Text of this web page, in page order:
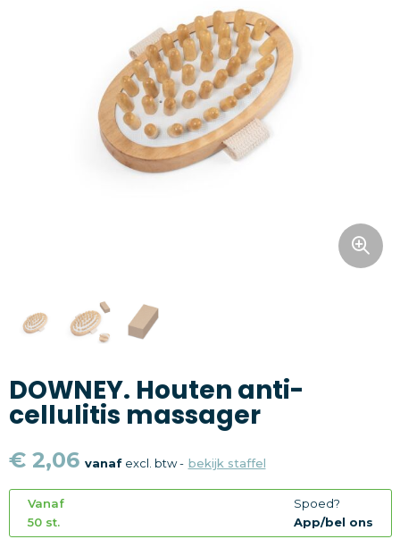
Outdoor en vrije tijd
Gereedschap en veiligheid
Kantoorartikelen
Textiel
DOWNEY. Houten anti-
cellulitis massager
€ 2,06 vanafexcl. btw - bekijk staffel
Vanaf
50 st.
Spoed?
App/bel ons